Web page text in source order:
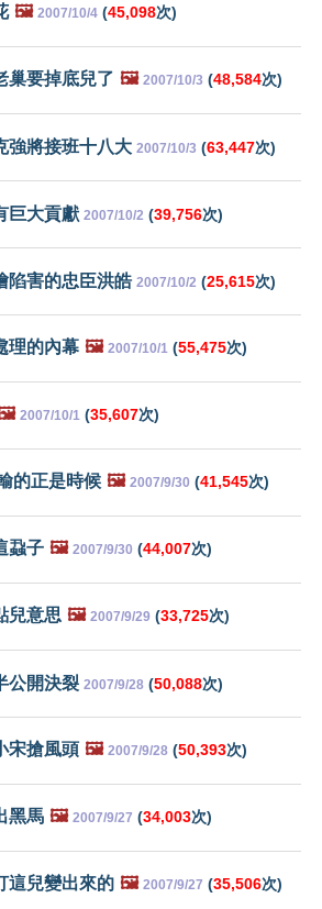
🖼️ 2007/10/4 (45,098次)
巢要掉底兒了 🖼️ 2007/10/3 (48,584次)
強將接班十八大 2007/10/3 (63,447次)
巨大貢獻 2007/10/2 (39,756次)
陷害的忠臣洪皓 2007/10/2 (25,615次)
理的內幕 🖼️ 2007/10/1 (55,475次)
2007/10/1 (35,607次)
的正是時候 🖼️ 2007/9/30 (41,545次)
蝨子 🖼️ 2007/9/30 (44,007次)
兒意思 🖼️ 2007/9/29 (33,725次)
公開決裂 2007/9/28 (50,088次)
宋搶風頭 🖼️ 2007/9/28 (50,393次)
黑馬 🖼️ 2007/9/27 (34,003次)
這兒變出來的 🖼️ 2007/9/27 (35,506次)